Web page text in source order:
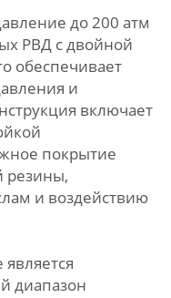
до 200 атм
РВД с двойной
обеспечивает
и
включает
покрытие
резины,
и воздействию
диапазон